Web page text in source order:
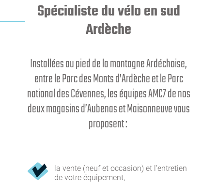
Spécialiste du vélo en sud
Ardèche
Installées au pied de la montagne Ardéchoise,
entre le Parc des Monts d’Ardèche et le Parc
national des Cévennes, les équipes AMC7 de nos
deux magasins d’Aubenas et Maisonneuve vous
proposent :
la vente (neuf et occasion) et l’entretien
de votre équipement,